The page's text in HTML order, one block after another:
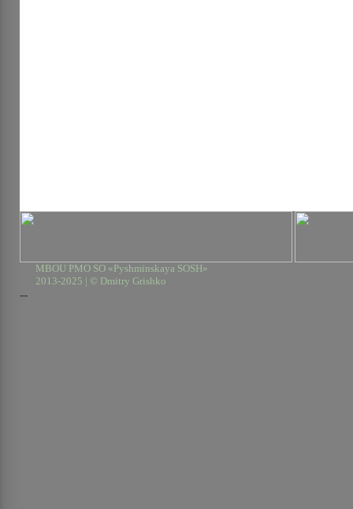
MBOU PMO SO «Pyshminskaya SOSH»
2013-2025 | © Dmitry Grishko
--